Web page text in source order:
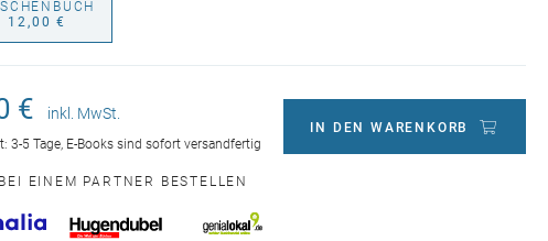
12,00 €
€ inkl. MwSt.
3-5 Tage, E-Books sind sofort versandfertig
IN DEN WARENKORB
EINEM PARTNER BESTELLEN